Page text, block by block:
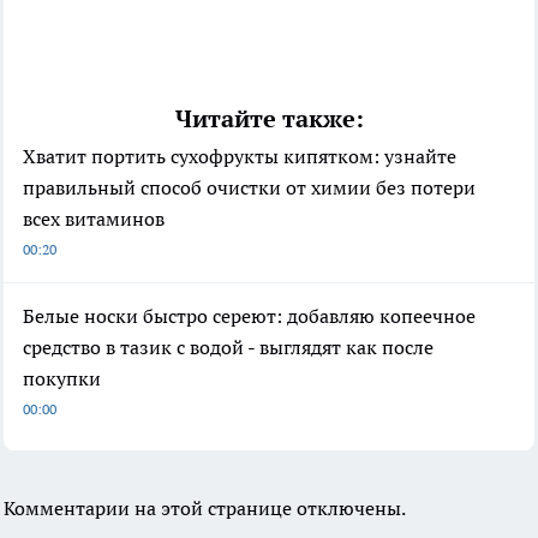
Читайте также:
Хватит портить сухофрукты кипятком: узнайте
правильный способ очистки от химии без потери
всех витаминов
00:20
Белые носки быстро сереют: добавляю копеечное
средство в тазик с водой - выглядят как после
покупки
00:00
Комментарии на этой странице отключены.